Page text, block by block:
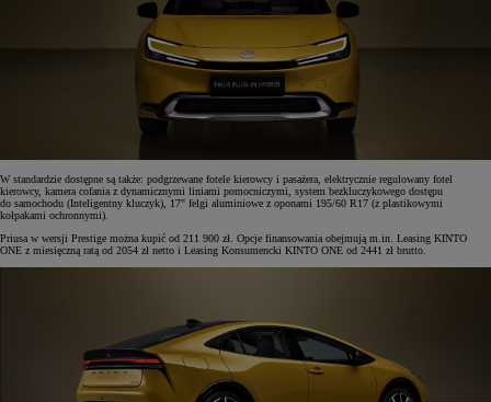
W standardzie dostępne są także: podgrzewane fotele kierowcy i pasażera, elektrycznie regulowany fotel
kierowcy, kamera cofania z dynamicznymi liniami pomocniczymi, system bezkluczykowego dostępu
do samochodu (Inteligentny kluczyk), 17" felgi aluminiowe z oponami 195/60 R17 (z plastikowymi
kołpakami ochronnymi).
Priusa w wersji Prestige można kupić od 211 900 zł. Opcje finansowania obejmują m.in. Leasing KINTO
ONE z miesięczną ratą od 2054 zł netto i Leasing Konsumencki KINTO ONE od 2441 zł brutto.